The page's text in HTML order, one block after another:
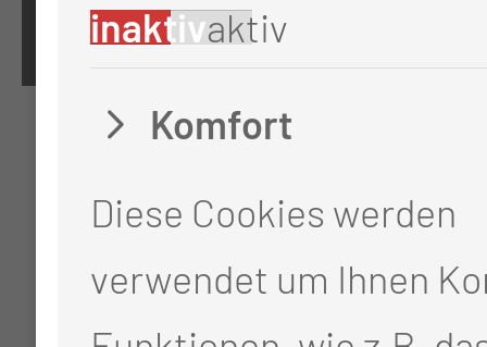
inaktivaktiv
Komfort
Diese Cookies werden
verwendet um Ihnen